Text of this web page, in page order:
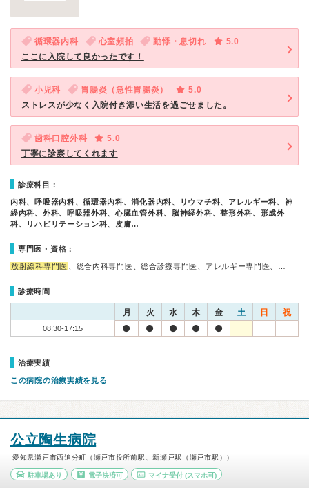
循環器内科 心室頻拍 動悸・息切れ
5.0
ここに入院して良かったです！
小児科 胃腸炎（急性胃腸炎）
5.0
ストレスが少なく入院付き添い生活を過ごせました。
歯科口腔外科
5.0
丁寧に診察してくれます
診療科目：
内科、呼吸器内科、循環器内科、消化器内科、リウマチ科、アレルギー科、神
経内科、外科、呼吸器外科、心臓血管外科、脳神経外科、整形外科、形成外
科、リハビリテーション科、皮膚…
専門医・資格：
放射線科専門医 、総合内科専門医、総合診療専門医、アレルギー専門医、…
診療時間
月 火 水 木 金 土 日 祝
08:30-17:15
治療実績
この病院の治療実績を見る
公立陶生病院
愛知県瀬戸市西追分町（瀬戸市役所前駅、新瀬戸駅（瀬戸市駅））
駐車場あり 電子決済可 マイナ受付 (スマホ可)